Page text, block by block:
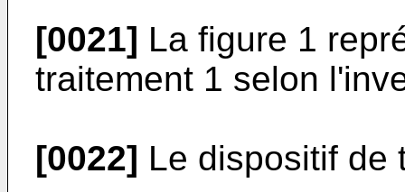
[0021] La figure 1
traitement 1 selon
[0022] Le dispositif de